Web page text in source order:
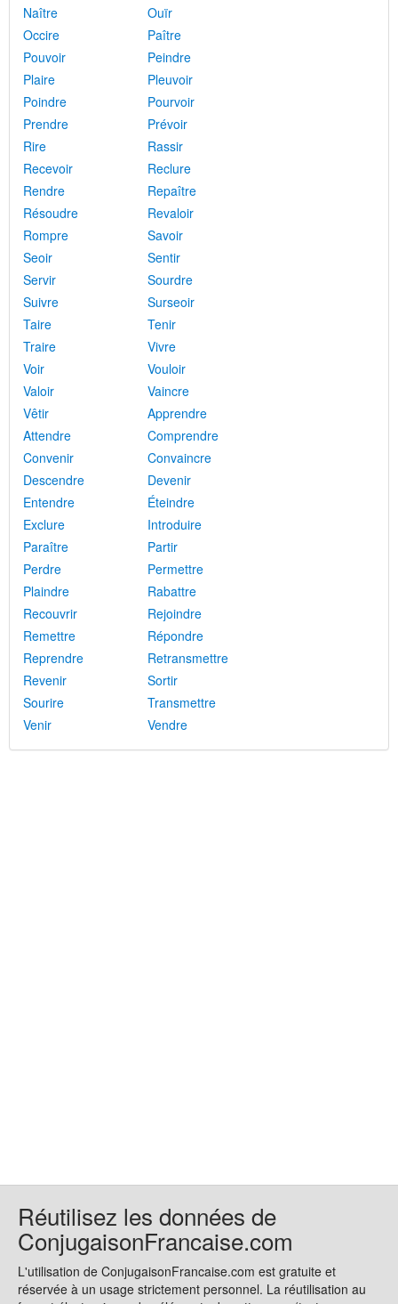
Naître
Ouïr
Occire
Paître
Pouvoir
Peindre
Plaire
Pleuvoir
Poindre
Pourvoir
Prendre
Prévoir
Rire
Rassir
Recevoir
Reclure
Rendre
Repaître
Résoudre
Revaloir
Rompre
Savoir
Seoir
Sentir
Servir
Sourdre
Suivre
Surseoir
Taire
Tenir
Traire
Vivre
Voir
Vouloir
Valoir
Vaincre
Vêtir
Apprendre
Attendre
Comprendre
Convenir
Convaincre
Descendre
Devenir
Entendre
Éteindre
Exclure
Introduire
Paraître
Partir
Perdre
Permettre
Plaindre
Rabattre
Recouvrir
Rejoindre
Remettre
Répondre
Reprendre
Retransmettre
Revenir
Sortir
Sourire
Transmettre
Venir
Vendre
Réutilisez les données de
ConjugaisonFrancaise.com
L'utilisation de ConjugaisonFrancaise.com est gratuite et
réservée à un usage strictement personnel. La réutilisation au